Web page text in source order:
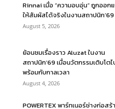
Rinnai เมื่อ “ความอบอุ่น” ถูกออก
ให้สัมผัสได้จริงในงานสถาปนิก’69
August 5, 2026
ย้อนชมเรื่องราว Aluzat ในงาน
สถาปนิก’69 เมื่อนวัตกรรมเติบโตไ
พร้อมกับกาลเวลา
August 4, 2026
POWERTEX พาร์ทเนอร์ช่างก่อสร้